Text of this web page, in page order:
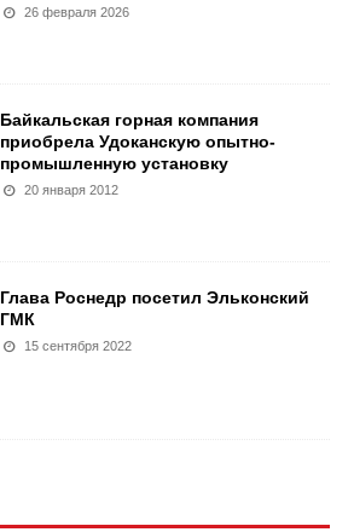
26 февраля 2026
Байкальская горная компания
приобрела Удоканскую опытно-
промышленную установку
20 января 2012
Глава Роснедр посетил Эльконский
ГМК
15 сентября 2022